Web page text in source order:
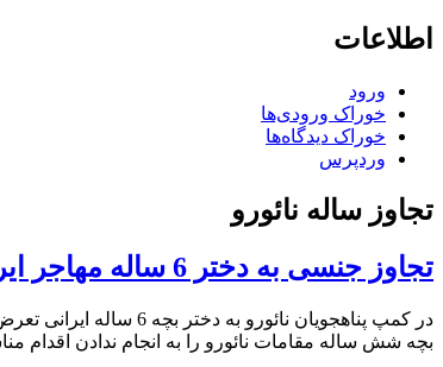
اطلاعات
ورود
خوراک ورودی‌ها
خوراک دیدگاه‌ها
وردپرس
تجاوز ساله نائورو
تجاوز جنسی به دختر 6 ساله مهاجر ایرانی در در کمپ نائورو
بچه شش ساله مقامات نائورو را به انجام ندادن